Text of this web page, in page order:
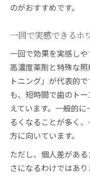
のがおすすめです。
一回で実感できるホ
一回で効果を実感し
高濃度薬剤と特殊な
トニング」が代表的
も、短時間で歯のト
えています。一般的
るくなることが多く
方に向いています。
ただし、個人差があ
さになるわけではあ